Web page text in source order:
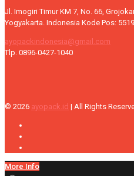
Jl. Imogiri Timur KM 7, No. 66,
Yogyakarta. Indonesia Kode Pos:
ayopackindonesia@gmail.com
Tlp. 0896-0427-1040
© 2026 ayopack.id | All Rights
More Info